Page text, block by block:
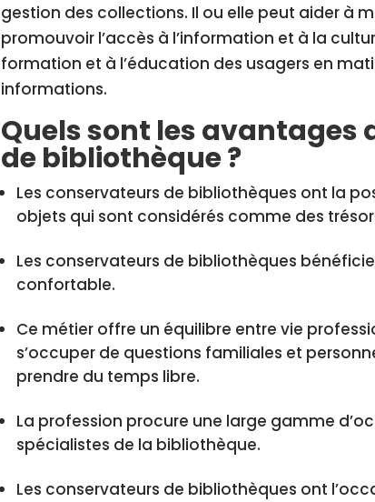
gestion des collections. Il ou elle peut aider à
promouvoir l’accès à l’information et à la
formation et à l’éducation des usagers en
informations.
Quels sont les avantages
de bibliothèque ?
Les conservateurs de bibliothèques ont la
objets qui sont considérés comme des
Les conservateurs de bibliothèques
confortable.
Ce métier offre un équilibre entre vie
s’occuper de questions familiales et
prendre du temps libre.
La profession procure une large gamme
spécialistes de la bibliothèque.
Les conservateurs de bibliothèques ont